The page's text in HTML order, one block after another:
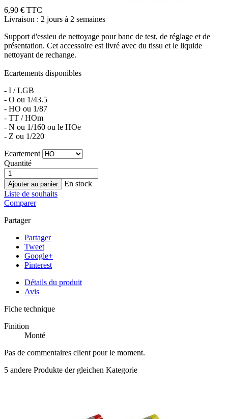
6,90 € TTC
Livraison : 2 jours à 2 semaines
Support d'essieu de nettoyage pour banc de test, de réglage et de
présentation. Cet accessoire est livré avec du tissu et le liquide
nettoyant de rechange.
Ecartements disponibles
- I / LGB
- O ou 1/43.5
- HO ou 1/87
- TT / HOm
- N ou 1/160 ou le HOe
- Z ou 1/220
Ecartement
Quantité
Ajouter au panier
En stock
Liste de souhaits
Comparer
Partager
Partager
Tweet
Google+
Pinterest
Détails du produit
Avis
Fiche technique
Finition
Monté
Pas de commentaires client pour le moment.
5 andere Produkte der gleichen Kategorie